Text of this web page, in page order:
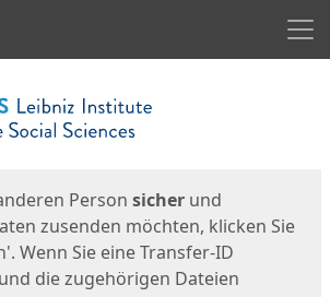
Person sicher und
zusenden möchten, klicken Sie
Wenn Sie eine Transfer-ID
die zugehörigen Dateien